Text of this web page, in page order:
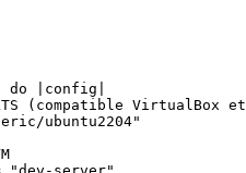
do config
(compatible
ubuntu2204"